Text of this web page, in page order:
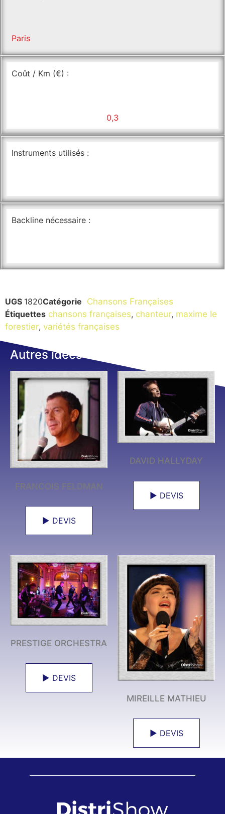
Paris
Coût / Km (€) :
0,3
Instruments utilisés :
Backline nécessaire :
UGS 1820Catégorie Chansons Françaises
Étiquettes chansons françaises, chanteur, maxime le
forestier, variétés françaises
Autres idées
FRANCOIS FELDMAN
► DEVIS
DAVID HALLYDAY
► DEVIS
PRESTIGE ORCHESTRA
► DEVIS
MIREILLE MATHIEU
► DEVIS